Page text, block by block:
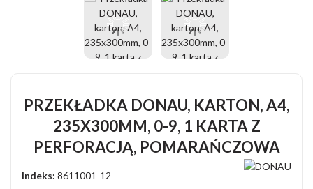
PRZEKŁADKA DONAU, KARTON, A4,
235X300MM, 0-9, 1 KARTA Z
PERFORACJĄ, POMARAŃCZOWA
Indeks: 8611001-12